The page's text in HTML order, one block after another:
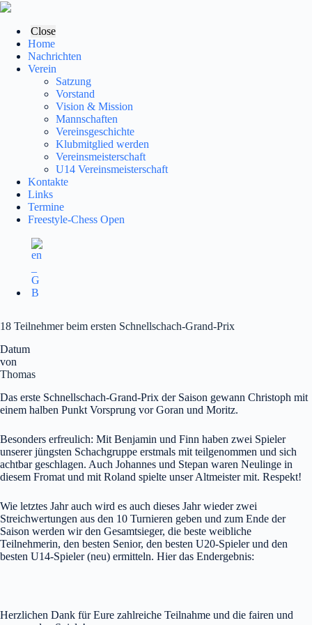
Zum
springenClose
Home
Nachrichten
Verein
Satzung
Vorstand
Vision & Mission
Mannschaften
Vereinsgeschichte
Klubmitglied werden
Vereinsmeisterschaft
U14 Vereinsmeisterschaft
Kontakte
Links
Termine
Freestyle-Chess Open
18 Teilnehmer beim ersten Schnellschach-Grand-Prix
Datum
von
Thomas
Das erste Schnellschach-Grand-Prix der Saison gewann Christoph mit
einem halben Punkt Vorsprung vor Goran und Moritz.
Besonders erfreulich: Mit Benjamin und Finn haben zwei Spieler
unserer jüngsten Schachgruppe erstmals mit teilgenommen und sich
achtbar geschlagen. Auch Johannes und Stepan waren Neulinge in
diesem Fromat und mit Roland spielte unser Altmeister mit. Respekt!
Wie letztes Jahr auch wird es auch dieses Jahr wieder zwei
Streichwertungen aus den 10 Turnieren geben und zum Ende der
Saison werden wir den Gesamtsieger, die beste weibliche
Teilnehmerin, den besten Senior, den besten U20-Spieler und den
besten U14-Spieler (neu) ermitteln. Hier das Endergebnis:
Herzlichen Dank für Eure zahlreiche Teilnahme und die fairen und